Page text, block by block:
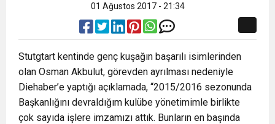
01 Ağustos 2017 - 21:34
Stutgtart kentinde genç kuşağın başarılı isimlerinden
olan Osman Akbulut, görevden ayrılması nedeniyle
Diehaber’e yaptığı açıklamada, “2015/2016 sezonunda
Başkanlığını devraldığım kulübe yönetimimle birlikte
çok sayıda işlere imzamızı attık. Bunların en başında